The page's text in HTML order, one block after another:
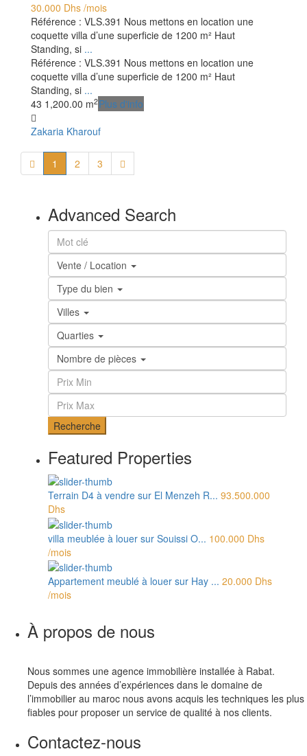
30.000 Dhs /mois
Référence : VLS.391 Nous mettons en location une
coquette villa d’une superficie de 1200 m² Haut
Standing, si ...
Référence : VLS.391 Nous mettons en location une
coquette villa d’une superficie de 1200 m² Haut
Standing, si ...
43 1,200.00 m2Plus d'info
Zakaria Kharouf
1 2 3
Advanced Search
Vente / Location
Type du bien
Villes
Quarties
Nombre de pièces
Recherche
Featured Properties
Terrain D4 à vendre sur El Menzeh R... 93.500.000
Dhs
villa meublée à louer sur Souissi O... 100.000 Dhs
/mois
Appartement meublé à louer sur Hay ... 20.000 Dhs
/mois
À propos de nous
Nous sommes une agence immobilière installée à Rabat.
Depuis des années d’expériences dans le domaine de
l’immobilier au maroc nous avons acquis les techniques les plus
fiables pour proposer un service de qualité à nos clients.
Contactez-nous